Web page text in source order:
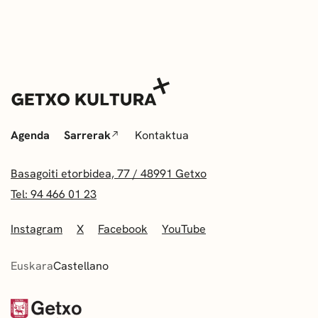
Agenda Sarrerak Kontaktua
Basagoiti etorbidea, 77 / 48991 Getxo
Tel: 94 466 01 23
Instagram X Facebook YouTube
EuskaraCastellano